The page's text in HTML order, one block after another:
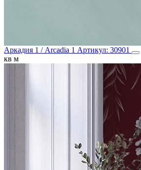
Аркадия 1 / Arcadia 1 Артикул: 30901
кв м